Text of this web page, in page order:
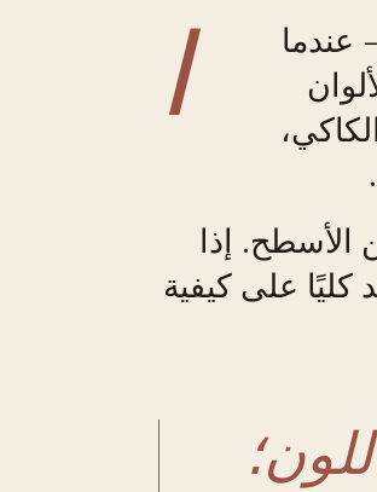
ا
عندما
الأسطح. إذا
على كيفية